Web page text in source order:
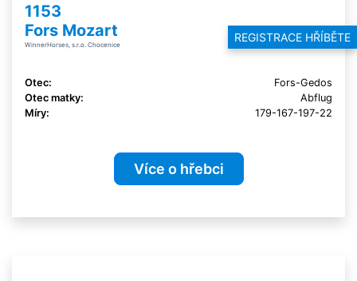
REGISTRACE HŘÍBĚTE
1153
Fors Mozart
WinnerHorses, s.r.o. Chocenice
Otec:
Fors-Gedos
Otec matky:
Abflug
Míry:
179-167-197-22
Více o hřebci